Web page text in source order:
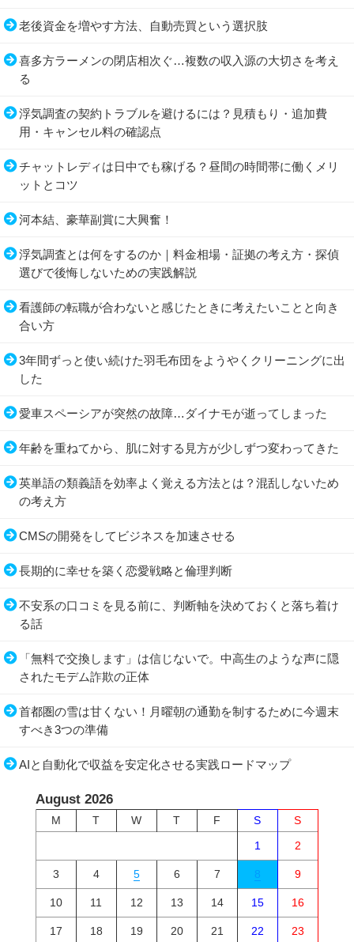
老後資金を増やす方法、自動売買という選択肢
喜多方ラーメンの閉店相次ぐ…複数の収入源の大切さを考え
る
浮気調査の契約トラブルを避けるには？見積もり・追加費
用・キャンセル料の確認点
チャットレディは日中でも稼げる？昼間の時間帯に働くメリ
ットとコツ
河本結、豪華副賞に大興奮！
浮気調査とは何をするのか｜料金相場・証拠の考え方・探偵
選びで後悔しないための実践解説
看護師の転職が合わないと感じたときに考えたいことと向き
合い方
3年間ずっと使い続けた羽毛布団をようやくクリーニングに出
した
愛車スペーシアが突然の故障…ダイナモが逝ってしまった
年齢を重ねてから、肌に対する見方が少しずつ変わってきた
英単語の類義語を効率よく覚える方法とは？混乱しないため
の考え方
CMSの開発をしてビジネスを加速させる
長期的に幸せを築く恋愛戦略と倫理判断
不安系の口コミを見る前に、判断軸を決めておくと落ち着け
る話
「無料で交換します」は信じないで。中高生のような声に隠
されたモデム詐欺の正体
首都圏の雪は甘くない！月曜朝の通勤を制するために今週末
すべき3つの準備
AIと自動化で収益を安定化させる実践ロードマップ
August 2026
M T W T F S
S
1
2
3 4 5 6 7 8 9
10 11 12 13 14 15 16
17 18 19 20 21 22 23